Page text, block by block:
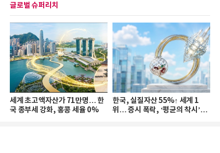
글로벌 슈퍼리치
세계 초고액자산가 71만명… 한
국 종부세 강화, 홍콩 세율 0%
한국, 실질자산 55%↑ 세계 1
위… 증시 폭락, ‘평균의 착시’와